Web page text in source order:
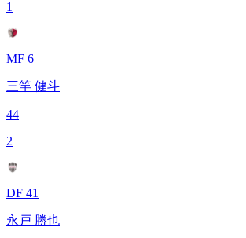
1
MF 6
三竿 健斗
44
2
DF 41
永戸 勝也